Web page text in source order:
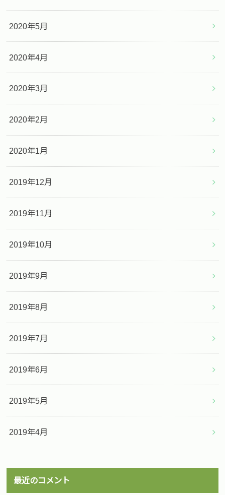
2020年5月
2020年4月
2020年3月
2020年2月
2020年1月
2019年12月
2019年11月
2019年10月
2019年9月
2019年8月
2019年7月
2019年6月
2019年5月
2019年4月
最近のコメント